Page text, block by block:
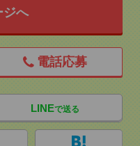
ジへ
電話応募
LINEで送る